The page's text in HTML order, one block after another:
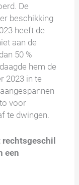
De
beschikking
heeft de
aan de
50 %
hem de
2023 in te
voor
te dwingen.
een